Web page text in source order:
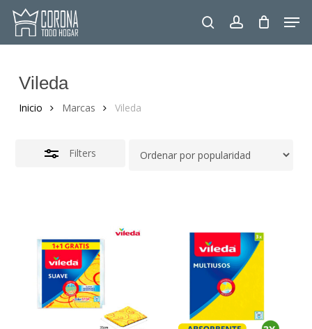
Skip
main
searchaccount
Vileda
Inicio Marcas Vileda
Filters
Close
Filters